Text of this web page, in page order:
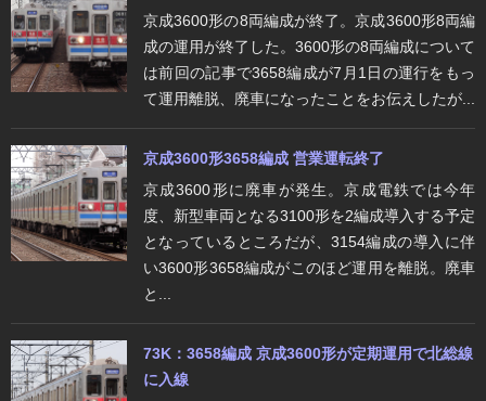
京成3600形の8両編成が終了。京成3600形8両編
成の運用が終了した。3600形の8両編成について
は前回の記事で3658編成が7月1日の運行をもっ
て運用離脱、廃車になったことをお伝えしたが...
京成3600形3658編成 営業運転終了
京成3600形に廃車が発生。京成電鉄では今年
度、新型車両となる3100形を2編成導入する予定
となっているところだが、3154編成の導入に伴
い3600形3658編成がこのほど運用を離脱。廃車
と...
73K：3658編成 京成3600形が定期運用で北総線
に入線